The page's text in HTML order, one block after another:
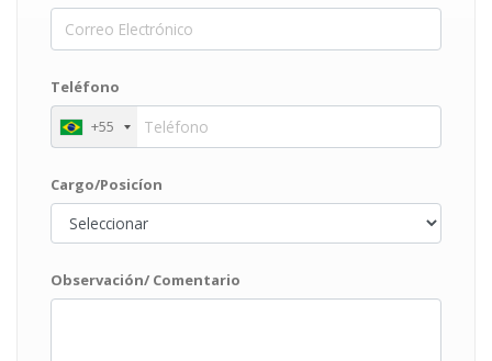
Teléfono
+55
Cargo/Posicíon
Observación/ Comentario